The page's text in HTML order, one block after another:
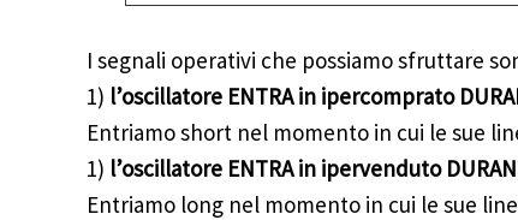
I segnali operativi che possiamo sfruttare
1) l’oscillatore ENTRA in ipercomprato
Entriamo short nel momento in cui le sue
1) l’oscillatore ENTRA in ipervenduto
Entriamo long nel momento in cui le sue